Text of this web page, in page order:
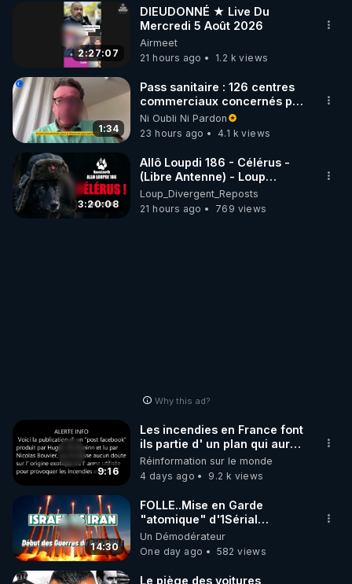
2:27:07
DIEUDONNÉ ★ Live Du
Mercredi 5 Août 2026
Airmeet
21 hours ago
1.2 k views
1:34
Pass sanitaire : 126 centres
commerciaux concernés par
l'obligation dans toute la
France
Ni Oubli Ni Pardon
23 hours ago
4.1 k views
3:20:08
Allô Loupdi 186 - Célérus -
(Libre Antenne) - Loup
Divergent 2026.08.06
Loup_Divergent_Reposts
21 hours ago
769 views
Why this ad?
9:16
Les incendies en France font
ils partie d' un plan qui aurait
débuté le 11 septembre 2001
?
Réinformation sur le monde
4 days ago
9.2 k views
14:30
FOLLE..Mise en Garde
"atomique" d'1Sérial
Lanceur d'ALERTES
combinant
"Théories"&"Faits
Accomplis"
Un Démodérateur
One day ago
582 views
Le piège des voitures